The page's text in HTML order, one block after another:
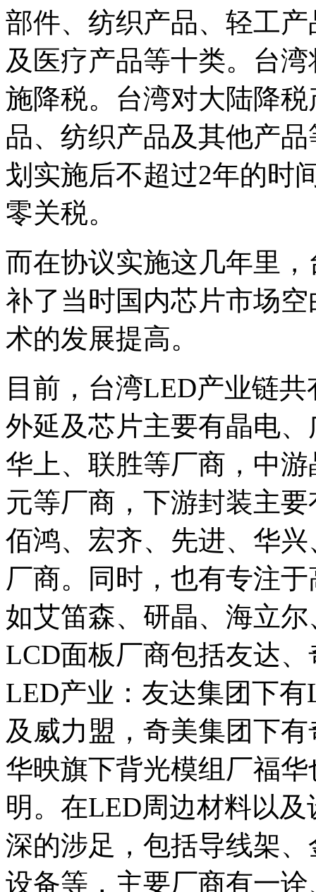
部件、纺织产品、轻工
及医疗产品等十类。台
施降税。台湾对大陆降
品、纺织产品及其他产
划实施后不超过2年的时
零关税。
而在协议实施这几年里
补了当时国内芯片市场
术的发展提高。
目前，台湾LED产业链
外延及芯片主要有晶电
华上、联胜等厂商，中
元等厂商，下游封装主
佰鸿、宏齐、先进、华
厂商。同时，也有专注
如艾笛森、研晶、海立
LCD面板厂商包括友达
LED产业：友达集团下
及威力盟，奇美集团下
华映旗下背光模组厂福
明。在LED周边材料以
深的涉足，包括导线架
设备等，主要厂商有一